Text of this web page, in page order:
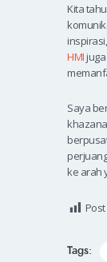
Kita
HMI
Saya
ke arah
Tags: